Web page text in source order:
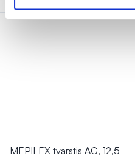
MEPILEX tvarstis AG, 12,5